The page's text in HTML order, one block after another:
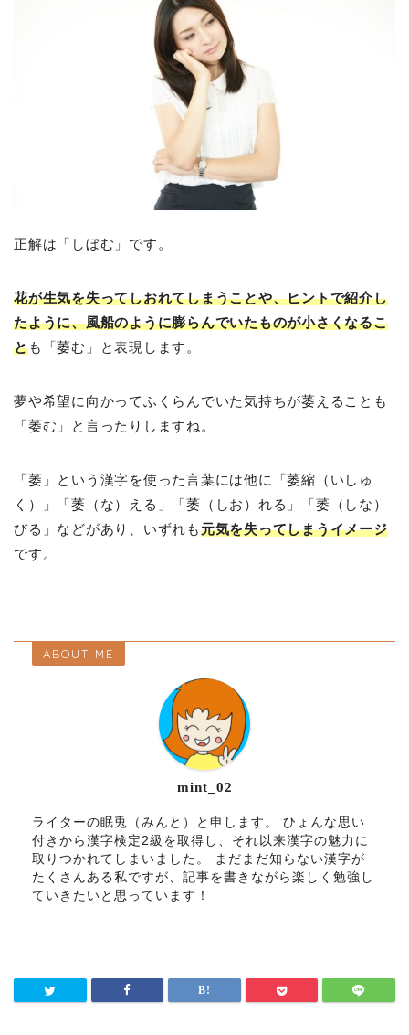
正解は「しぼむ」です。
花が生気を失ってしおれてしまうことや、ヒントで紹介し
たように、風船のように膨らんでいたものが小さくなるこ
とも「萎む」と表現します。
夢や希望に向かってふくらんでいた気持ちが萎えることも
「萎む」と言ったりしますね。
「萎」という漢字を使った言葉には他に「萎縮（いしゅ
く）」「萎（な）える」「萎（しお）れる」「萎（しな）
びる」などがあり、いずれも元気を失ってしまうイメージ
です。
ABOUT ME
mint_02
ライターの眠兎（みんと）と申します。 ひょんな思い
付きから漢字検定2級を取得し、それ以来漢字の魅力に
取りつかれてしまいました。 まだまだ知らない漢字が
たくさんある私ですが、記事を書きながら楽しく勉強し
ていきたいと思っています！